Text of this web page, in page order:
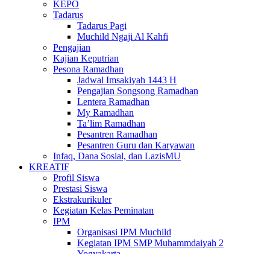
KEPO
Tadarus
Tadarus Pagi
Muchild Ngaji Al Kahfi
Pengajian
Kajian Keputrian
Pesona Ramadhan
Jadwal Imsakiyah 1443 H
Pengajian Songsong Ramadhan
Lentera Ramadhan
My Ramadhan
Ta’lim Ramadhan
Pesantren Ramadhan
Pesantren Guru dan Karyawan
Infaq, Dana Sosial, dan LazisMU
KREATIF
Profil Siswa
Prestasi Siswa
Ekstrakurikuler
Kegiatan Kelas Peminatan
IPM
Organisasi IPM Muchild
Kegiatan IPM SMP Muhammdaiyah 2